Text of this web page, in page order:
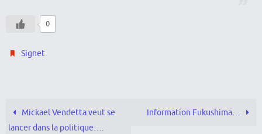
0
Signet.
Mickael Vendetta veut se
lancer dans la politique….
Information Fukushima…